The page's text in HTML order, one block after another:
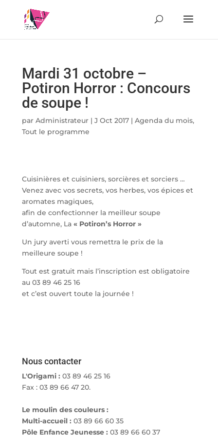
Mardi 31 octobre –
Potiron Horror : Concours
de soupe !
par Administrateur| J Oct 2017| Agenda du mois,
Tout le programme
Cuisinières et cuisiniers, sorcières et sorciers …
Venez avec vos secrets, vos herbes, vos épices et
aromates magiques,
afin de confectionner la meilleur soupe
d’automne, La « Potiron’s Horror »
Un jury averti vous remettra le prix de la
meilleure soupe !
Tout est gratuit mais l’inscription est obligatoire
au 03 89 46 25 16
et c’est ouvert toute la journée !
Nous contacter
L'Origami : 03 89 46 25 16
Fax : 03 89 66 47 20.
Le moulin des couleurs :
Multi-accueil : 03 89 66 60 35
Pôle Enfance Jeunesse : 03 89 66 60 37